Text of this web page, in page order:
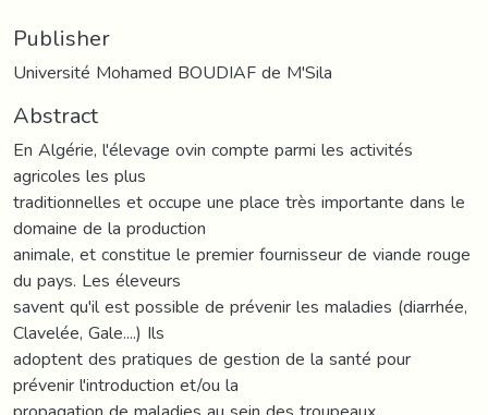
Publisher
Université Mohamed BOUDIAF de M'Sila
Abstract
En Algérie, l'élevage ovin compte parmi les activités
agricoles les plus
traditionnelles et occupe une place très importante dans le
domaine de la production
animale, et constitue le premier fournisseur de viande rouge
du pays. Les éleveurs
savent qu'il est possible de prévenir les maladies (diarrhée,
Clavelée, Gale....) Ils
adoptent des pratiques de gestion de la santé pour
prévenir l'introduction et/ou la